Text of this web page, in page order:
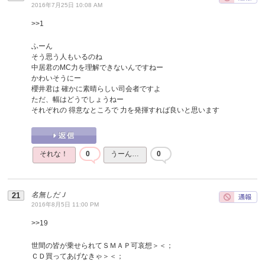
2016年7月25日 10:08 AM
>>1
ふーん
そう思う人もいるのね
中居君のMC力を理解できないんですねー
かわいそうにー
櫻井君は 確かに素晴らしい司会者ですよ
ただ、幅はどうでしょうねー
それぞれの 得意なところで 力を発揮すれば良いと思います
それな！ 0 うーん… 0
名無しだＪ
2016年8月5日 11:00 PM
>>19
世間の皆が乗せられてＳＭＡＰ可哀想＞＜；
ＣＤ買ってあげなきゃ＞＜；